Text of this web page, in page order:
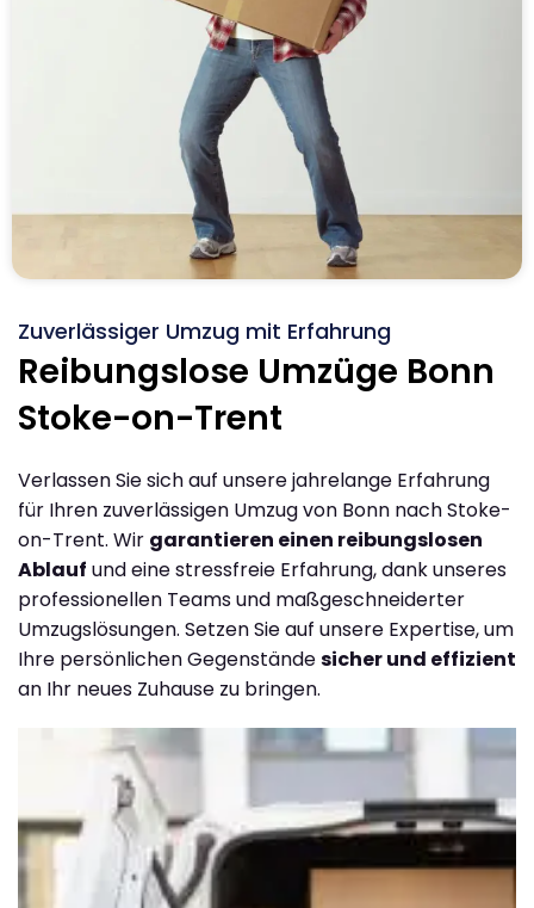
Zuverlässiger Umzug mit Erfahrung
Reibungslose Umzüge Bonn
Stoke-on-Trent
Verlassen Sie sich auf unsere jahrelange Erfahrung
für Ihren zuverlässigen Umzug von Bonn nach Stoke-
on-Trent. Wir garantieren einen reibungslosen
Ablauf und eine stressfreie Erfahrung, dank unseres
professionellen Teams und maßgeschneiderter
Umzugslösungen. Setzen Sie auf unsere Expertise, um
Ihre persönlichen Gegenständesicher und effizient
an Ihr neues Zuhause zu bringen.